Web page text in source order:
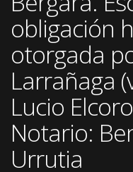
obligación
otorgada
Larrañaga
Lucio
Notario:
Urrutia